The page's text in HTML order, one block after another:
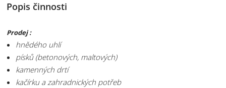
Popis činnosti
Prodej :
hnědého uhlí
písků (betonových, maltových)
kamenných drtí
kačírku a zahradnických potřeb